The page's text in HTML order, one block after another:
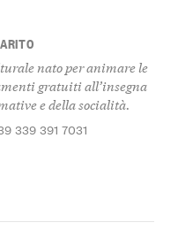
nato per animare le
gratuiti all’insegna
e della socialità.
339 391 7031